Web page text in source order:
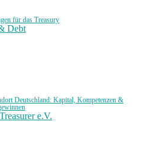
für das Treasury
Debt
Deutschland: Kapital, Kompetenzen &
e.V.